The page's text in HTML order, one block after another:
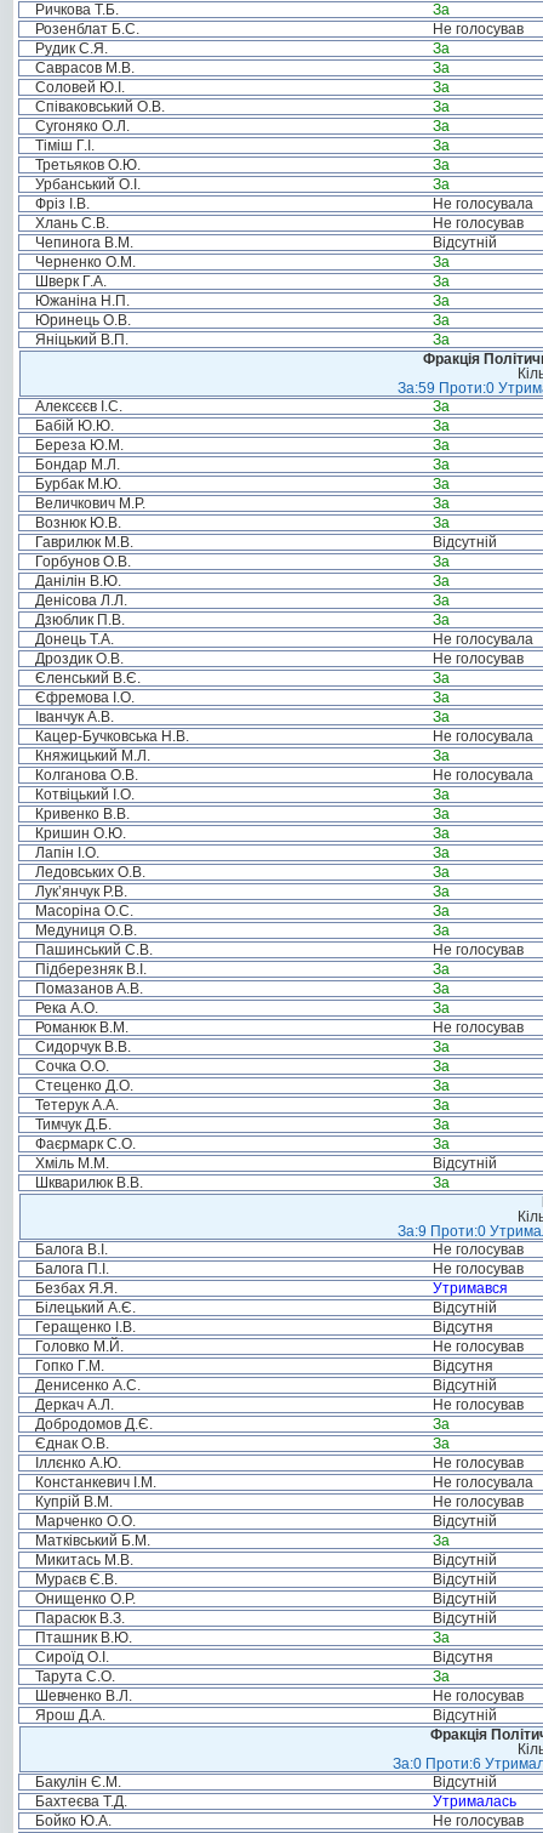
Ричкова Т.Б.
За
Розенблат Б.С.
Не голосував
Рудик С.Я.
За
Саврасов М.В.
За
Соловей Ю.І.
За
Співаковський О.В.
За
Сугоняко О.Л.
За
Тіміш Г.І.
За
Третьяков О.Ю.
За
Урбанський О.І.
За
Фріз І.В.
Не голосувала
Хлань С.В.
Не голосував
Чепинога В.М.
Відсутній
Черненко О.М.
За
Шверк Г.А.
За
Южаніна Н.П.
За
Юринець О.В.
За
Яніцький В.П.
За
Фракція
За:59 Проти:0
Алексєєв І.С.
За
Бабій Ю.Ю.
За
Береза Ю.М.
За
Бондар М.Л.
За
Бурбак М.Ю.
За
Величкович М.Р.
За
Вознюк Ю.В.
За
Гаврилюк М.В.
Відсутній
Горбунов О.В.
За
Данілін В.Ю.
За
Денісова Л.Л.
За
Дзюблик П.В.
За
Донець Т.А.
Не голосувала
Дроздик О.В.
Не голосував
Єленський В.Є.
За
Єфремова І.О.
За
Іванчук А.В.
За
Кацер-Бучковська Н.В.
Не голосувала
Княжицький М.Л.
За
Колганова О.В.
Не голосувала
Котвіцький І.О.
За
Кривенко В.В.
За
Кришин О.Ю.
За
Лапін І.О.
За
Ледовських О.В.
За
Лук’янчук Р.В.
За
Масоріна О.С.
За
Медуниця О.В.
За
Пашинський С.В.
Не голосував
Підберезняк В.І.
За
Помазанов А.В.
За
Река А.О.
За
Романюк В.М.
Не голосував
Сидорчук В.В.
За
Сочка О.О.
За
Стеценко Д.О.
За
Тетерук А.А.
За
Тимчук Д.Б.
За
Фаєрмарк С.О.
За
Хміль М.М.
Відсутній
Шкварилюк В.В.
За
За:9 Проти:0
Балога В.І.
Не голосував
Балога П.І.
Не голосував
Безбах Я.Я.
Утримався
Білецький А.Є.
Відсутній
Геращенко І.В.
Відсутня
Головко М.Й.
Не голосував
Гопко Г.М.
Відсутня
Денисенко А.С.
Відсутній
Деркач А.Л.
Не голосував
Добродомов Д.Є.
За
Єднак О.В.
За
Іллєнко А.Ю.
Не голосував
Констанкевич І.М.
Не голосувала
Купрій В.М.
Не голосував
Марченко О.О.
Відсутній
Матківський Б.М.
За
Микитась М.В.
Відсутній
Мураєв Є.В.
Відсутній
Онищенко О.Р.
Відсутній
Парасюк В.З.
Відсутній
Пташник В.Ю.
За
Сироїд О.І.
Відсутня
Тарута С.О.
За
Шевченко В.Л.
Не голосував
Ярош Д.А.
Відсутній
Фракція
За:0 Проти:6
Бакулін Є.М.
Відсутній
Бахтеєва Т.Д.
Утрималась
Бойко Ю.А.
Не голосував